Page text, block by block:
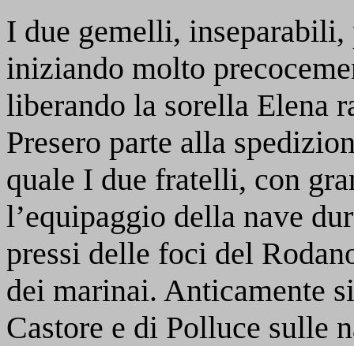
I due gemelli,
iniziando molto
liberando la sorella Elena
Presero parte alla
quale I due fratelli, con
l’equipaggio della nave
pressi delle foci del
dei marinai. Anticamente
Castore e di Polluce sulle